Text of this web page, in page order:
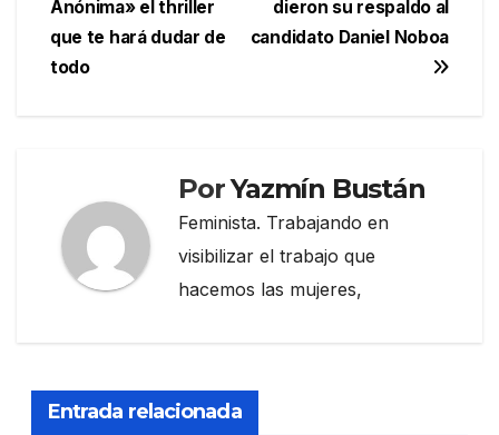
de
entradas
dieron su respaldo al
candidato Daniel Noboa
Anónima» el thriller
que te hará dudar de
todo
PorYazmín Bustán
Feminista. Trabajando en
visibilizar el trabajo que
hacemos las mujeres,
Entrada relacionada